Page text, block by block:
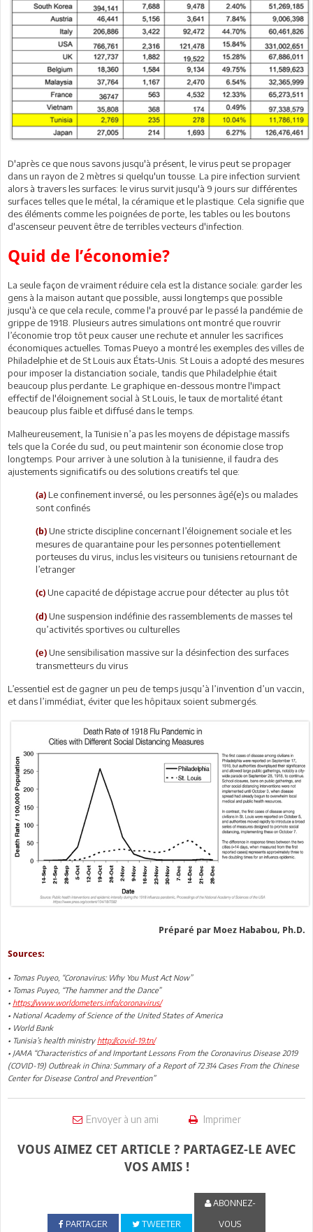
D'après ce que nous savons jusqu'à présent, le virus peut se propager
dans un rayon de 2 mètres si quelqu'un tousse. La pire infection survient
alors à travers les surfaces: le virus survit jusqu'à 9 jours sur différentes
surfaces telles que le métal, la céramique et le plastique. Cela signifie que
des éléments comme les poignées de porte, les tables ou les boutons
d'ascenseur peuvent être de terribles vecteurs d'infection.
Quid de l’économie?
La seule façon de vraiment réduire cela est la distance sociale: garder les
gens à la maison autant que possible, aussi longtemps que possible
jusqu'à ce que cela recule, comme l'a prouvé par le passé la pandémie de
grippe de 1918. Plusieurs autres simulations ont montré que rouvrir
l’économie trop tôt peux causer une rechute et annuler les sacrifices
économiques actuelles. Tomas Pueyo a montré les exemples des villes de
Philadelphie et de St Louis aux États-Unis. St Louis a adopté des mesures
pour imposer la distanciation sociale, tandis que Philadelphie était
beaucoup plus perdante. Le graphique en-dessous montre l'impact
effectif de l'éloignement social à St Louis, le taux de mortalité étant
beaucoup plus faible et diffusé dans le temps.
Malheureusement, la Tunisie n’a pas les moyens de dépistage massifs
tels que la Corée du sud, ou peut maintenir son économie close trop
longtemps. Pour arriver à une solution à la tunisienne, il faudra des
ajustements significatifs ou des solutions creatifs tel que:
(a) Le confinement inversé, ou les personnes âgé(e)s ou malades
sont confinés
(b) Une stricte discipline concernant l’éloignement sociale et les
mesures de quarantaine pour les personnes potentiellement
porteuses du virus, inclus les visiteurs ou tunisiens retournant de
l’etranger
(c) Une capacité de dépistage accrue pour détecter au plus tôt
(d) Une suspension indéfinie des rassemblements de masses tel
qu’activités sportives ou culturelles
(e) Une sensibilisation massive sur la désinfection des surfaces
transmetteurs du virus
L’essentiel est de gagner un peu de temps jusqu’à l’invention d’un vaccin,
et dans l’immédiat, éviter que les hôpitaux soient submergés.
Préparé par Moez Hababou, Ph.D.
Sources:
• Tomas Puyeo, “Coronavirus: Why You Must Act Now”
• Tomas Puyeo, “The hammer and the Dance”
• https://www.worldometers.info/coronavirus/
• National Academy of Science of the United States of America
• World Bank
• Tunisia’s health ministry http://covid-19.tn/
• JAMA “Characteristics of and Important Lessons From the Coronavirus Disease 2019
(COVID-19) Outbreak in China: Summary of a Report of 72 314 Cases From the Chinese
Center for Disease Control and Prevention”
Envoyer à un ami Imprimer
VOUS AIMEZ CET ARTICLE ? PARTAGEZ-LE AVEC
VOS AMIS !
PARTAGER TWEETER
ABONNEZ-
VOUS